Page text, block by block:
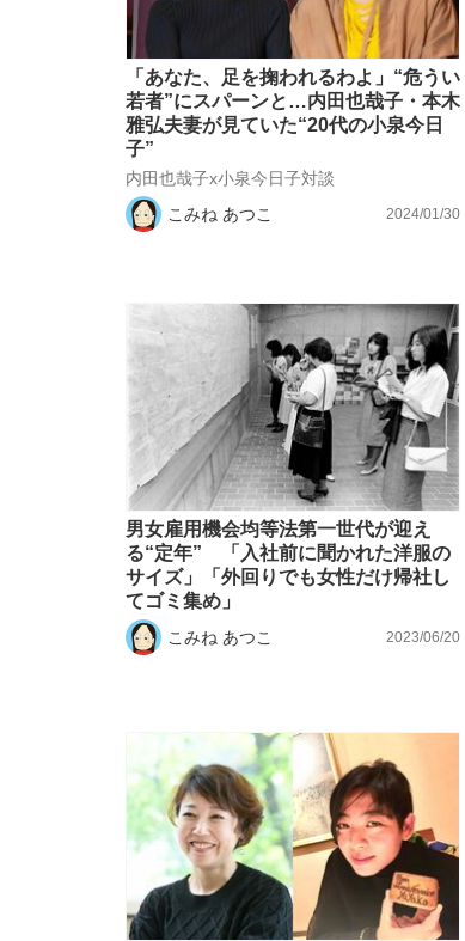
「あなた、足を掬われるわよ」“危うい
若者”にスパーンと…内田也哉子・本木
雅弘夫妻が見ていた“20代の小泉今日
子”
内田也哉子x小泉今日子対談
こみね あつこ
2024/01/30
男女雇用機会均等法第一世代が迎え
る“定年” 「入社前に聞かれた洋服の
サイズ」「外回りでも女性だけ帰社し
てゴミ集め」
こみね あつこ 2023/06/20